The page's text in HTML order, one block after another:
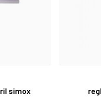
simox